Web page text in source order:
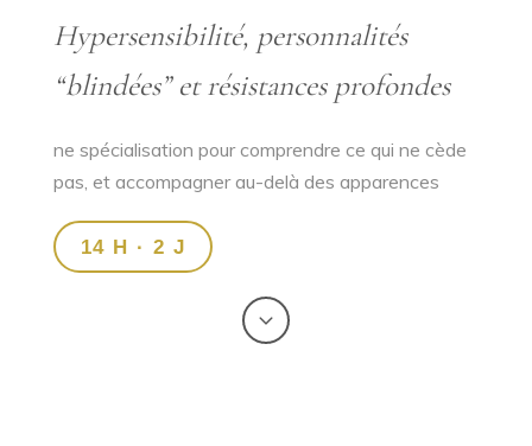
Hypersensibilité, personnalités
“blindées” et résistances profondes
ne spécialisation pour comprendre ce qui ne cède
pas, et accompagner au-delà des apparences
14 H · 2 J